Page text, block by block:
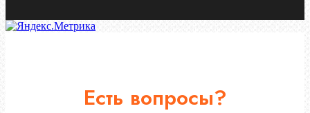
Есть вопросы?